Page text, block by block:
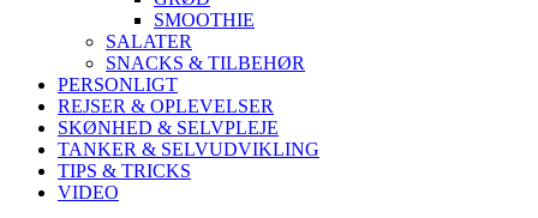
SMOOTHIE
SALATER
SNACKS & TILBEHØR
PERSONLIGT
REJSER & OPLEVELSER
SKØNHED & SELVPLEJE
TANKER & SELVUDVIKLING
TIPS & TRICKS
VIDEO